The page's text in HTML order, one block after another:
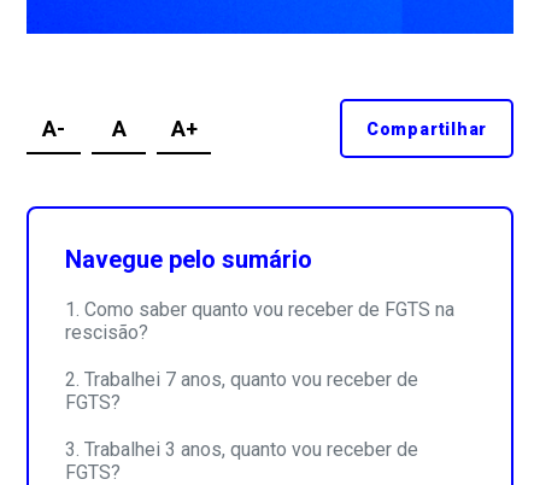
A- A A+ Compartilhar
Navegue pelo sumário
Como saber quanto vou receber de FGTS na
rescisão?
Trabalhei 7 anos, quanto vou receber de
FGTS?
Trabalhei 3 anos, quanto vou receber de
FGTS?